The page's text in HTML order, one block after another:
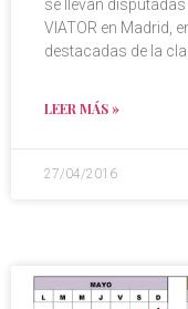
se llevan disputadas
VIATOR en Madrid,
destacadas de la
LEER MÁS »
27/04/2016